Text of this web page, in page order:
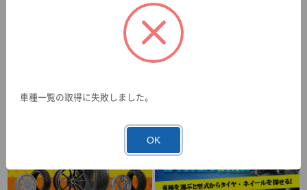
車種一覧の取得に失敗しました。
OK